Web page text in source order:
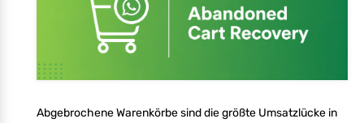
Abgebrochene Warenkörbe sind die größte Umsatzlücke in